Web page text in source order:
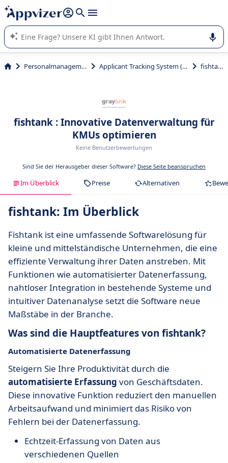
beantworten (mehrere Zeilen mit
Die KI von Appvizer führt Sie bei der Nutzung oder Auswahl
von SaaS-Software in Unternehmen.
Personalmanagement Applicant Tracking System (ATS) fishtank
fishtank : Innovative Datenverwaltung für
KMUs optimieren
Keine Benutzerbewertungen
Sind Sie der Herausgeber dieser Software? Diese Seite beanspruchen
Im Überblick Preise Alternativen
fishtank: Im Überblick
Fishtank ist eine umfassende Softwarelösung für
kleine und mittelständische Unternehmen, die eine
effiziente Verwaltung ihrer Daten anstreben. Mit
Funktionen wie automatisierter Datenerfassung,
nahtloser Integration in bestehende Systeme und
intuitiver Datenanalyse setzt die Software neue
Maßstäbe in der Branche.
Was sind die Hauptfeatures von fishtank?
Automatisierte Datenerfassung
Steigern Sie Ihre Produktivität durch die
automatisierte Erfassung von Geschäftsdaten.
Diese innovative Funktion reduziert den manuellen
Arbeitsaufwand und minimiert das Risiko von
Fehlern bei der Datenerfassung.
Echtzeit-Erfassung von Daten aus
verschiedenen Quellen